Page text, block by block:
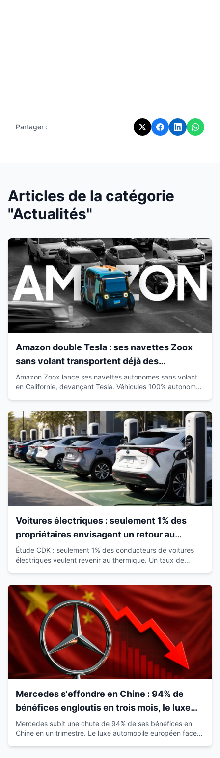
Partager :
Articles de la catégorie
"Actualités"
Amazon double Tesla : ses navettes Zoox
sans volant transportent déjà des
passagers en Californie
Amazon Zoox lance ses navettes autonomes sans volant
en Californie, devançant Tesla. Véhicules 100% autonomes
Voitures électriques : seulement 1% des
propriétaires envisagent un retour au
thermique
Étude CDK : seulement 1% des conducteurs de voitures
électriques veulent revenir au thermique. Un taux de
Mercedes s'effondre en Chine : 94% de
bénéfices engloutis en trois mois, le luxe
européen vacille
Mercedes subit une chute de 94% de ses bénéfices en
Chine en un trimestre. Le luxe automobile européen face à